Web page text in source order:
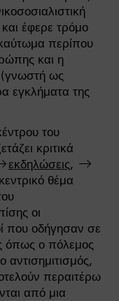
και έφερε τρόμο
περίπου
και η
ως
εγκλήματα της
του
κριτικά
εκδηλώσεις,
θέμα
οι
που οδήγησαν σε
όπως ο πόλεμος
αντισημιτισμός,
περαιτέρω
από μια